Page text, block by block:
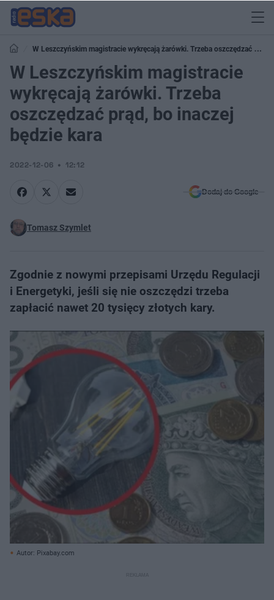
W Leszczyńskim magistracie wykręcają żarówki. Trzeba oszczędzać prąd,
bo inaczej będzie kara
W Leszczyńskim magistracie
wykręcają żarówki. Trzeba
oszczędzać prąd, bo inaczej
będzie kara
2022-12-06 12:12
Dodaj do Google
Tomasz Szymlet
Zgodnie z nowymi przepisami Urzędu Regulacji
i Energetyki, jeśli się nie oszczędzi trzeba
zapłacić nawet 20 tysięcy złotych kary.
Autor: Pixabay.com